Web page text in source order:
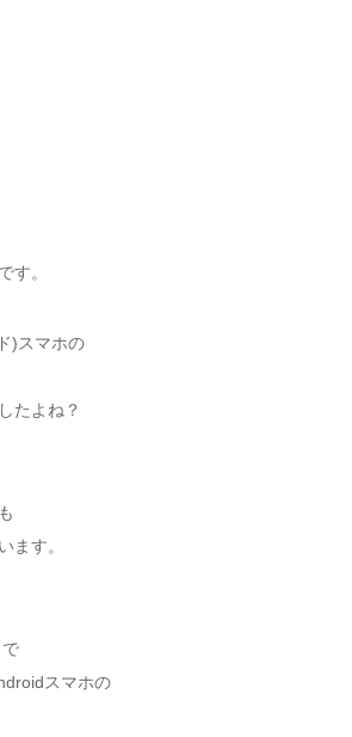
す。
)スマホの
たよね？
ます。
スマホの